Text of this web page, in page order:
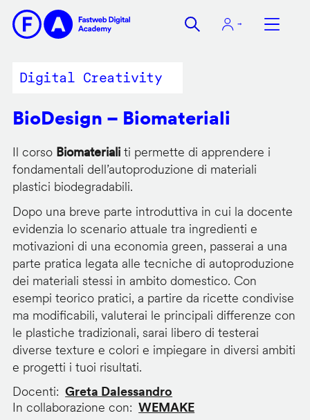
contenuto
Digital Creativity
BioDesign – Biomateriali
Il corso Biomaterialiti permette di apprendere i
fondamentali dell’autoproduzione di materiali
plastici biodegradabili.
Dopo una breve parte introduttiva in cui la docente
evidenzia lo scenario attuale tra ingredienti e
motivazioni di una economia green, passerai a una
parte pratica legata alle tecniche di autoproduzione
dei materiali stessi in ambito domestico. Con
esempi teorico pratici, a partire da ricette condivise
ma modificabili, valuterai le principali differenze con
le plastiche tradizionali, sarai libero di testerai
diverse texture e colori e impiegare in diversi ambiti
e progetti i tuoi risultati.
Docenti
Greta Dalessandro
In collaborazione con
WEMAKE